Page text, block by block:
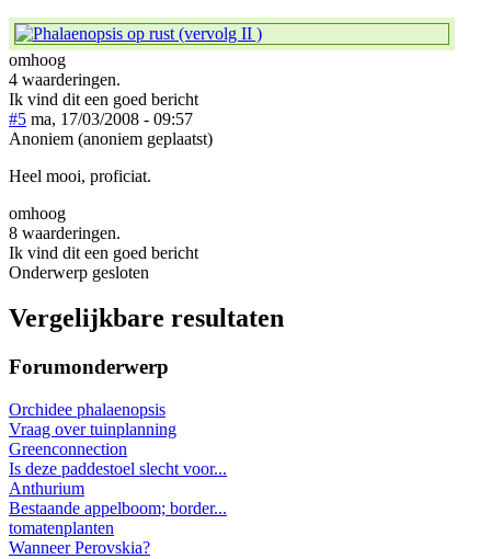
omhoog
4 waarderingen.
Ik vind dit een goed bericht
#5 ma, 17/03/2008 - 09:57
Anoniem (anoniem geplaatst)
Heel mooi, proficiat.
omhoog
8 waarderingen.
Ik vind dit een goed bericht
Onderwerp gesloten
Vergelijkbare resultaten
Forumonderwerp
Orchidee phalaenopsis
Vraag over tuinplanning
Greenconnection
Is deze paddestoel slecht voor...
Anthurium
Bestaande appelboom; border...
tomatenplanten
Wanneer Perovskia?